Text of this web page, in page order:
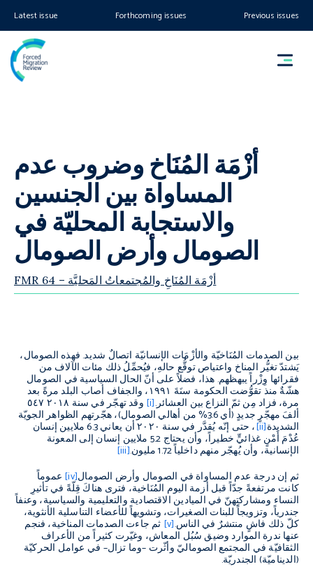
Latest issue Forthcoming issues Previous issues
أزْمَة المُنَاخ وضروب عدم
المساواة بين الجنسين
والاستجابة المحليّة في
الصومال وأرض الصومال
FMR 64 – أزْمَة المُنَاخِ والمُجتمعاتُ المَحليَّة
بين الصدمات المُنَاخيّة والأزْمَات الإنسانيّة اتصالٌ شديد. فهذه الصومال،
يَشتدّ تغيُّر المناخ واعتياص توقُّع حالهِ، فيُحمِّلُ ذلك مئات الآلاف من
فقرائها وِزْراً يبهظهم. هذا، فضلاً على أنّ الحال السياسية في الصومال
هشّةٌ منذ تقوُّضت الحكومة سنَةَ ١٩٩١، والجفاف أصاب البلد مرةً بعد
مرة، فزاد مِن ثمّ النزاع بين العشائر.
[i] وقد تهجّر في سنة ٢٠١٨ ٥٤٧
ألفَ مهجّرٍ جديدٍ(أي3.6% من أهالي الصومال)، هجّرتهم الظواهر الجويّة
الشديدة[ii] ، حتى إنّه يُقدَّر في سنة ٢٠٢٠ أن يعاني6.3ملايين إنسان
عُدْمَ أَمْنٍ غذائيٍّ خطيراً، وأن يحتاج 5.2 ملايين إنسان إلى المعونة
الإنسانية، وأن يُهجّر منهم داخلياً1.72مليون.
[iii]
ثم إن درجة عدم المساواة في الصومال وأرض الصومال[iv] عموماً
كانت مرتفعةً جدّاً قبل أزمة اليوم المُنَاخية، فترى هناكَ قِلّةً في تأثيرِ
النساء ومشاركتِهنّ في الميادين الاقتصادية والتعليمية والسياسية، وعنفاً
جندرياً، وتزويجاً للبنات الصغيرات، وتشويهاً للأعضاء التناسلية الأنثوية،
كلّ ذلك فاشٍ منتشرٌ في الناس.
[v] ثم جاءت الصدمات المناخية، فنجم
عنها ندرة الموارد وضيق سُبُل المعاش، وغيّرت كثيراً من الأعراف
الثقافيّة في المجتمع الصوماليّ وأثّرت –وما تزال– في عوامل الحركيّة
(الديناميّة) الجندريّة.